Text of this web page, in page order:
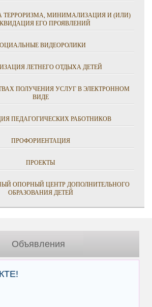
ТЕРРОРИЗМА, МИНИМАЛИЗАЦИЯ И (ИЛИ)
ЕГО ПРОЯВЛЕНИЙ
ВИДЕОРОЛИКИ
ЛЕТНЕГО ОТДЫХА ДЕТЕЙ
ПОЛУЧЕНИЯ УСЛУГ В ЭЛЕКТРОННОМ
ВИДЕ
ПЕДАГОГИЧЕСКИХ РАБОТНИКОВ
ПРОФОРИЕНТАЦИЯ
ПРОЕКТЫ
ОПОРНЫЙ ЦЕНТР ДОПОЛНИТЕЛЬНОГО
ОБРАЗОВАНИЯ ДЕТЕЙ
Объявления